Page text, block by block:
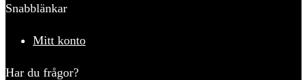
Snabblänkar
Mitt konto
Har du frågor?